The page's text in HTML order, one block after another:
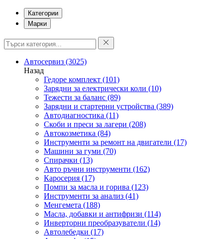
Категории
Марки
Автосервиз (3025)
Назад
Гедоре комплект (101)
Зарядни за електрически коли (10)
Тежести за баланс (89)
Зарядни и стартерни устройства (389)
Автодиагностика (11)
Скоби и преси за лагери (208)
Автокозметика (84)
Инструменти за ремонт на двигатели (17)
Машини за гуми (70)
Спирачки (13)
Авто ръчни инструменти (162)
Каросерия (17)
Помпи за масла и горива (123)
Инструменти за анализ (41)
Менгемета (188)
Масла, добавки и антифризи (114)
Инверторни преобразуватели (14)
Автолебедки (17)